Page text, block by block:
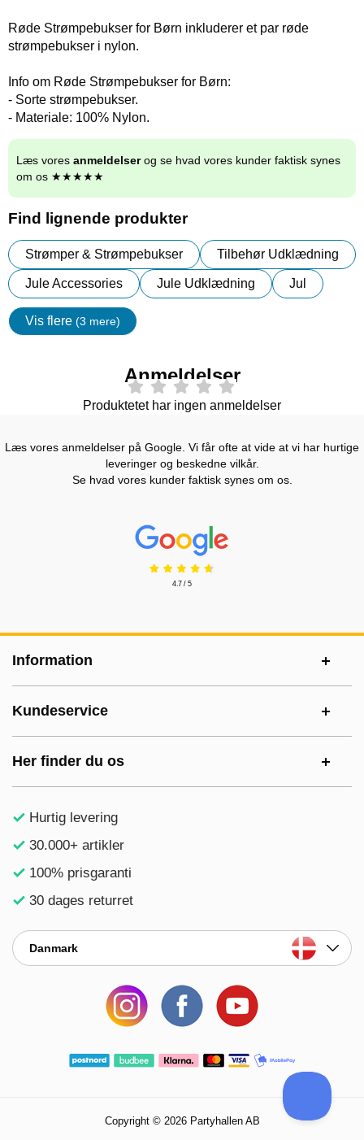
Røde Strømpebukser for Børn inkluderer et par røde
strømpebukser i nylon.
Info om Røde Strømpebukser for Børn:
- Sorte strømpebukser.
- Materiale: 100% Nylon.
Læs vores anmeldelserog se hvad vores kunder faktisk synes
om os ★★★★★
Find lignende produkter
Strømper & Strømpebukser Tilbehør Udklædning
Jule Accessories Jule Udklædning Jul
Vis flere (3 mere)
Egenskaper
Anmeldelser
Produktetet har ingen anmeldelser
Læs vores anmeldelser på Google. Vi får ofte at vide at vi har hurtige
leveringer og beskedne vilkår.
Se hvad vores kunder faktisk synes om os.
Prisjakt Anmeldelser: 4.7 Stjerne
4.7 / 5
Information
Kundeservice
Her finder du os
Hurtig levering
30.000+ artikler
100% prisgaranti
30 dages returret
Danmark
Copyright © 2026 Partyhallen AB